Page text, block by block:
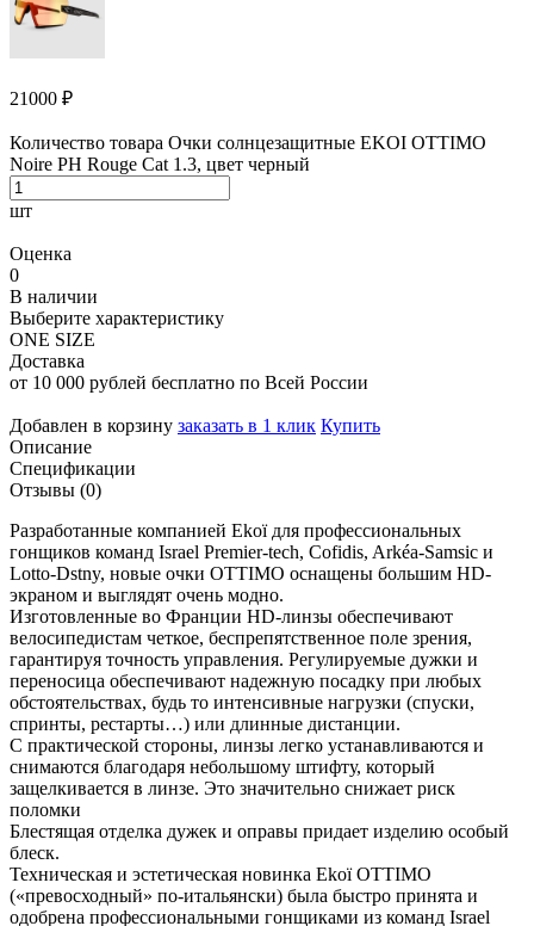
21000 ₽
Количество товара Очки солнцезащитные EKOI OTTIMO
Noire PH Rouge Cat 1.3, цвет черный
шт
Оценка
0
В наличии
Выберите характеристику
ONE SIZE
Доставка
от 10 000 рублей бесплатно по Всей России
Добавлен в корзину заказать в 1 клик Купить
Описание
Спецификации
Отзывы (0)
Разработанные компанией Ekoï для профессиональных
гонщиков команд Israel Premier-tech, Cofidis, Arkéa-Samsic и
Lotto-Dstny, новые очки OTTIMO оснащены большим HD-
экраном и выглядят очень модно.
Изготовленные во Франции HD-линзы обеспечивают
велосипедистам четкое, беспрепятственное поле зрения,
гарантируя точность управления. Регулируемые дужки и
переносица обеспечивают надежную посадку при любых
обстоятельствах, будь то интенсивные нагрузки (спуски,
спринты, рестарты…) или длинные дистанции.
С практической стороны, линзы легко устанавливаются и
снимаются благодаря небольшому штифту, который
защелкивается в линзе. Это значительно снижает риск
поломки
Блестящая отделка дужек и оправы придает изделию особый
блеск.
Техническая и эстетическая новинка Ekoï OTTIMO
(«превосходный» по-итальянски) была быстро принята и
одобрена профессиональными гонщиками из команд Israel